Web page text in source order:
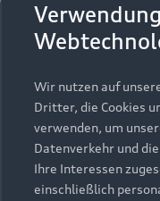
Modelle
Alle Modelle
Modelle vergleichen
Elektromodelle
Kaufen &
Neuwagensuche
Service &
Saisonale Angebote
Support
Wir nutzen auf
Dritter, die Cookies
verwenden, um
Datenverkehr und
Ihre Interessen
einschließlich